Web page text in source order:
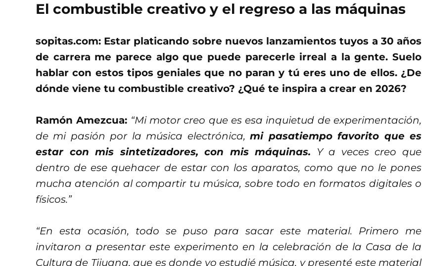
El combustible creativo y el regreso a las máquinas
sopitas.com: Estar platicando sobre nuevos lanzamientos tuyos a 30 años
de carrera me parece algo que puede parecerle irreal a la gente. Suelo
hablar con estos tipos geniales que no paran y tú eres uno de ellos. ¿De
dónde viene tu combustible creativo? ¿Qué te inspira a crear en 2026?
Ramón Amezcua: “Mi motor creo que es esa inquietud de experimentación,
de mi pasión por la música electrónica,mi pasatiempo favorito que es
estar con mis sintetizadores, con mis máquinas. Y a veces creo que
dentro de ese quehacer de estar con los aparatos, como que no le pones
mucha atención al compartir tu música, sobre todo en formatos digitales o
físicos.”
“En esta ocasión, todo se puso para sacar este material. Primero me
invitaron a presentar este experimento en la celebración de la Casa de la
Cultura de Tijuana, que es donde yo estudié música, y presenté este material